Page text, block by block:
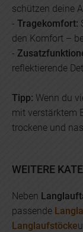
schützen deine
- Tragekomfort:
den Komfort –
-
reflektierende
Tipp: Wenn du
mit verstärktem
trockene und
WEITERE
Neben
passende
Langlaufstöcke